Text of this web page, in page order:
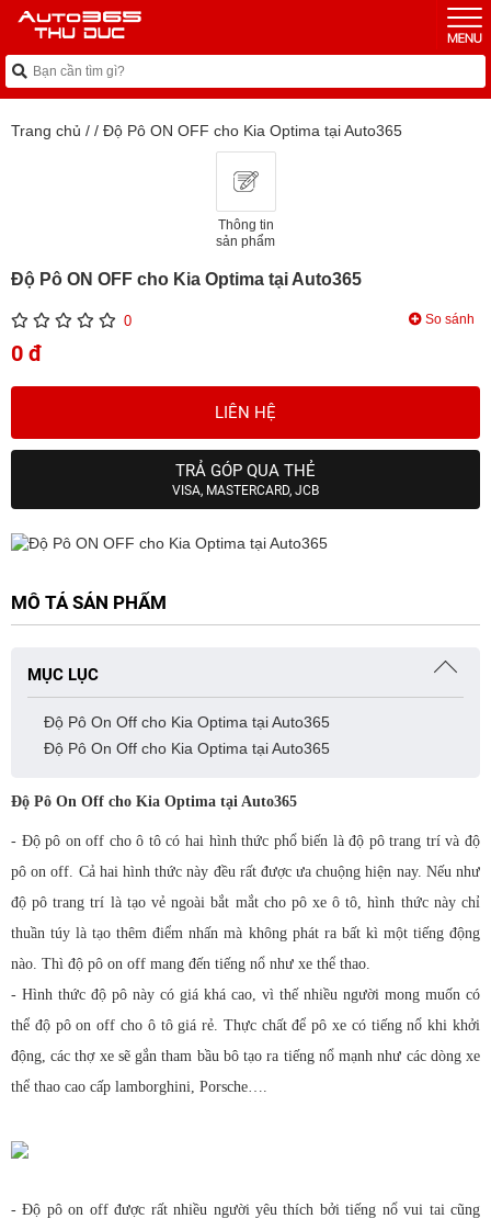
Trang chủ / / Độ Pô ON OFF cho Kia Optima tại Auto365
Thông tin
sản phẩm
Độ Pô ON OFF cho Kia Optima tại Auto365
0 So sánh
0 đ
LIÊN HỆ
TRẢ GÓP QUA THẺ
VISA, MASTERCARD, JCB
MÔ TẢ SẢN PHẨM
MỤC LỤC
Độ Pô On Off cho Kia Optima tại Auto365
Độ Pô On Off cho Kia Optima tại Auto365
Độ Pô On Off cho Kia Optima tại Auto365
- Độ pô on off cho ô tô có hai hình thức phổ biến là độ pô trang trí và độ
pô on off. Cả hai hình thức này đều rất được ưa chuộng hiện nay. Nếu như
độ pô trang trí là tạo vẻ ngoài bắt mắt cho pô xe ô tô, hình thức này chỉ
thuần túy là tạo thêm điểm nhấn mà không phát ra bất kì một tiếng động
nào. Thì độ pô on off mang đến tiếng nổ như xe thể thao.
- Hình thức độ pô này có giá khá cao, vì thế nhiều người mong muốn có
thể độ pô on off cho ô tô giá rẻ. Thực chất để pô xe có tiếng nổ khi khởi
động, các thợ xe sẽ gắn tham bầu bô tạo ra tiếng nổ mạnh như các dòng xe
thể thao cao cấp lamborghini, Porsche….
- Độ pô on off được rất nhiều người yêu thích bởi tiếng nổ vui tai cũng